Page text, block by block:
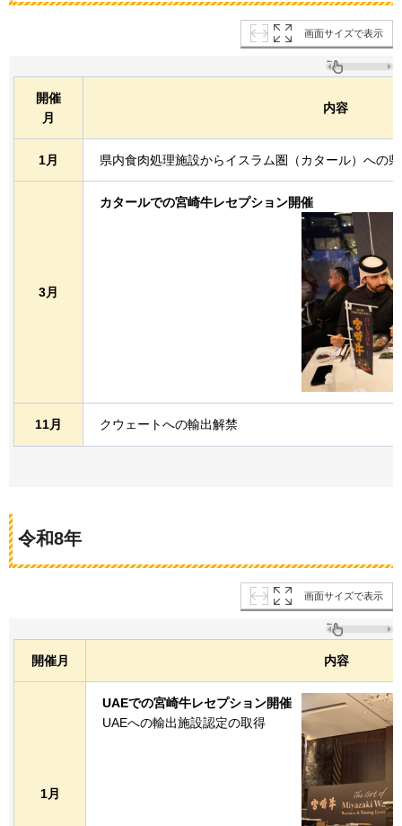
画面サイズで表示
開催
月
内容
1月 県内食肉処理施設からイスラム圏（カタール）への
3月
カタールでの宮崎牛レセプション開催
11月 クウェートへの輸出解禁
令和8年
画面サイズで表示
開催月 内容
1月
UAEでの宮崎牛レセプション開催
UAEへの輸出施設認定の取得